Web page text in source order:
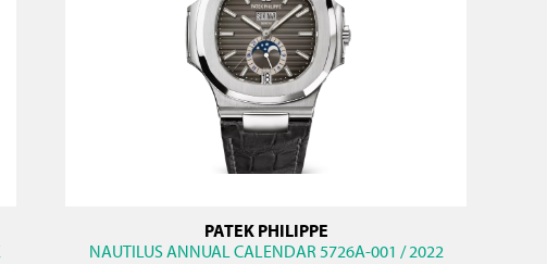
PATEK PHILIPPE
NAUTILUS ANNUAL CALENDAR 5726A-001 / 2022